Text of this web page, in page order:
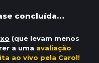
concluída…
(que levam menos
a uma avaliação
ao vivo pela Carol!